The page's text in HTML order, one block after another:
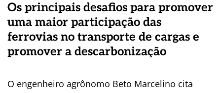
Os principais desafios para promover
uma maior participação das
ferrovias no transporte de cargas e
promover a descarbonização
O engenheiro agrônomo Beto Marcelino cita